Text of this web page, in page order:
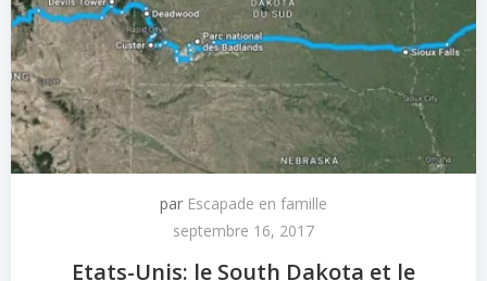
par Escapade en famille
septembre 16, 2017
Etats-Unis: le South Dakota et le